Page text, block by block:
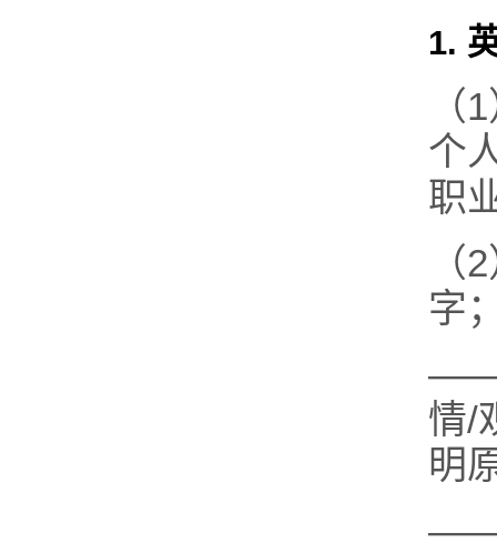
1.
（
个
职
（
字
——
情/
明
——